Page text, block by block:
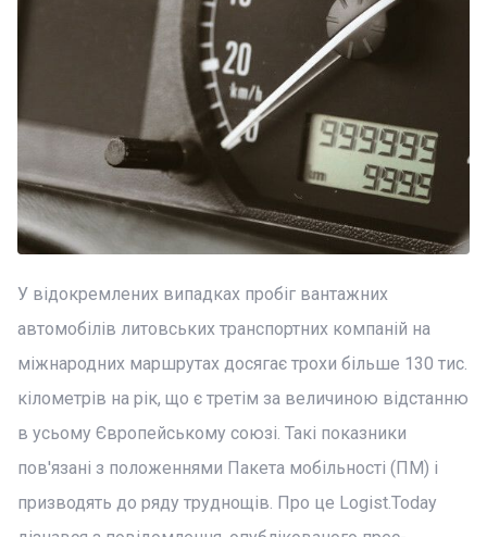
У відокремлених випадках пробіг вантажних
автомобілів литовських транспортних компаній на
міжнародних маршрутах досягає трохи більше 130 тис.
кілометрів на рік, що є третім за величиною відстанню
в усьому Європейському союзі. Такі показники
пов'язані з положеннями Пакета мобільності (ПМ) і
призводять до ряду труднощів. Про це Logist.Today